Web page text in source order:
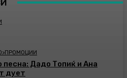
Дадо Топиќ и Ана
дует